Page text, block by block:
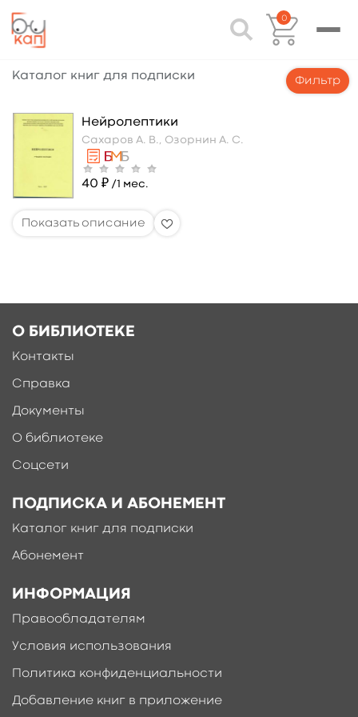
0
Каталог книг для подписки Фильтр
Нейролептики
Сахаров А. В., Озорнин А. С.
40 ₽ /1 мес.
О БИБЛИОТЕКЕ
Контакты
Справка
Документы
О библиотеке
Соцсети
ПОДПИСКА И АБОНЕМЕНТ
Каталог книг для подписки
Абонемент
ИНФОРМАЦИЯ
Правообладателям
Условия использования
Политика конфиденциальности
Добавление книг в приложение